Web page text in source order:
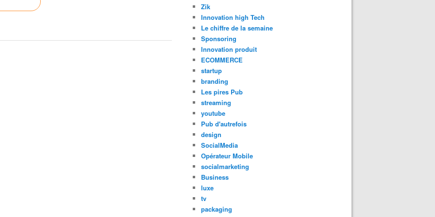
Zik
Innovation high Tech
Le chiffre de la semaine
Sponsoring
Innovation produit
ECOMMERCE
startup
branding
Les pires Pub
streaming
youtube
Pub d'autrefois
design
SocialMedia
Opérateur Mobile
socialmarketing
Business
luxe
tv
packaging